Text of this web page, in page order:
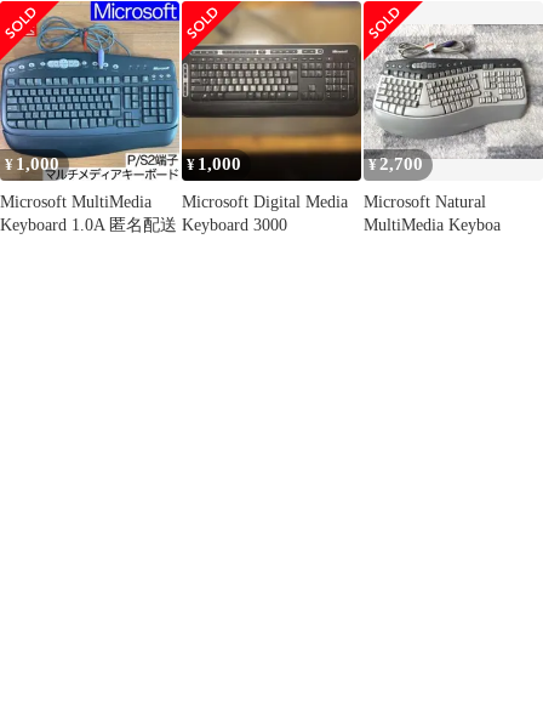
N9Z-00029 B
ボード 本体
ルートゥース キーボー
ド
¥ 1,000
Microsoft MultiMedia
Keyboard 1.0A 匿名配送
¥ 1,000
Microsoft Digital Media
Keyboard 3000
¥2,700
Microsoft Natural
MultiMedia Keyboa